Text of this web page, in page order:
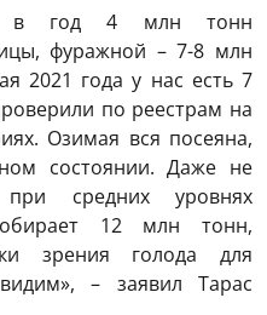
в год 4 млн тонн
фуражной – 7-8 млн
2021 года у нас есть 7
по реестрам на
Озимая вся посеяна,
состоянии. Даже не
средних уровнях
12 млн тонн,
зрения голода для
– заявил Тарас